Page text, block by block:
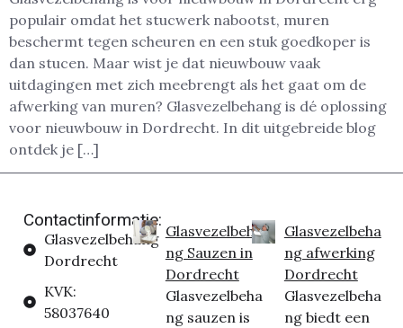
populair omdat het stucwerk nabootst, muren
beschermt tegen scheuren en een stuk goedkoper is
dan stucen. Maar wist je dat nieuwbouw vaak
uitdagingen met zich meebrengt als het gaat om de
afwerking van muren? Glasvezelbehang is dé oplossing
voor nieuwbouw in Dordrecht. In dit uitgebreide blog
ontdek je […]
Contactinformatie:
Glasvezelbehang
Dordrecht
KVK:
58037640
Glasvezelbeha
ng Sauzen in
Dordrecht
Glasvezelbeha
ng sauzen is
Glasvezelbeha
ng afwerking
Dordrecht
Glasvezelbeha
ng biedt een